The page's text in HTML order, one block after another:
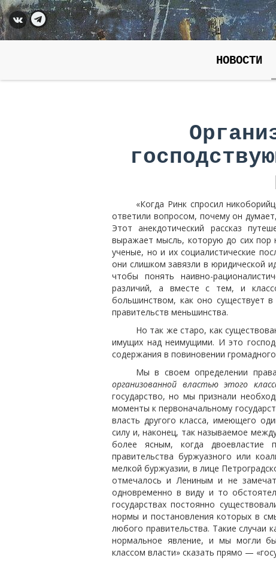
НОВОСТИ
«Когда Ринк спросил
ответили вопросом, почему он
Этот анекдотический рассказ
выражает мысль, которую до сих пор
ученые, но и их социалистические
они слишком завязли в юридической
чтобы понять наивно-
различий, а вместе с тем, и
большинством, как оно существует в
правительств меньшинства.
Но так же старо, как
имущих над неимущими. И это
содержания в повиновении
Мы в своем определении
организованной властью этого
государство, но мы признали
моменты к первоначальному
власть другого класса, имеющего
силу и, наконец, так называемое
более ясным, когда
правительства буржуазного или
мелкой буржуазии, в лице
отмечалось и Лениным и не
одновременно в виду и то
государствах постоянно
нормы и постановления которых в
любого правительства. Такие случаи
нормальное явление, и мы могли
классом власти» сказать прямо —